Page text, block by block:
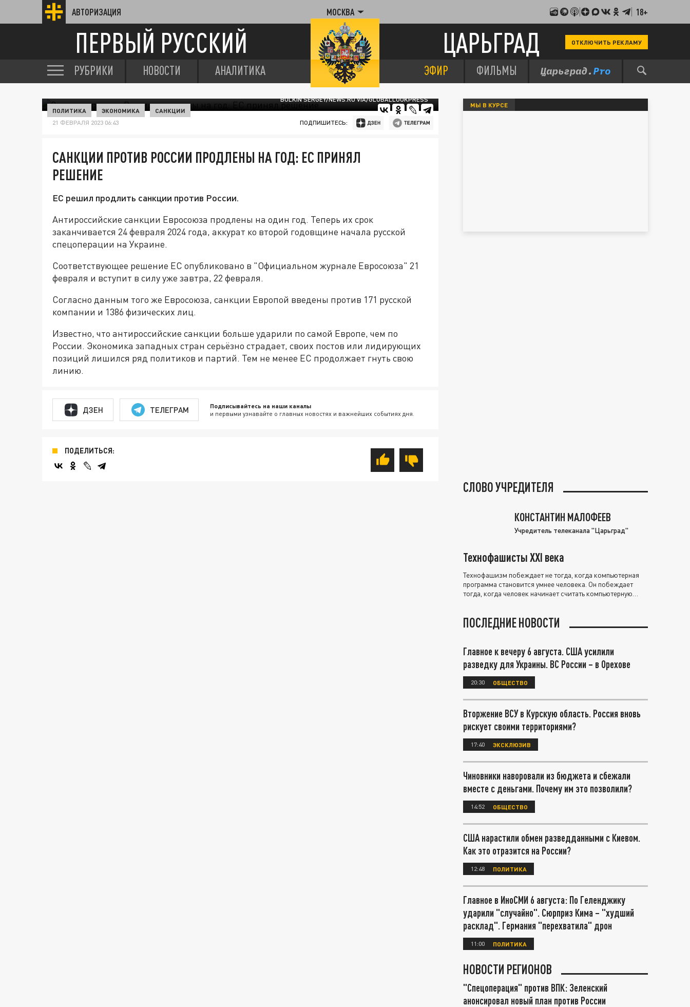
АВТОРИЗАЦИЯ МОСКВА 18+
ПЕРВЫЙ РУССКИЙ ЦАРЬГРАД ОТКЛЮЧИТЬ РЕКЛАМУ
РУБРИКИ НОВОСТИ АНАЛИТИКА ЭФИР ФИЛЬМЫ
BULKIN SERGEY/NEWS.RU VIA/GLOBALLOOKPRESS
ПОЛИТИКА ЭКОНОМИКА САНКЦИИ
21 ФЕВРАЛЯ 2023 06:43 ПОДПИШИТЕСЬ:
САНКЦИИ ПРОТИВ РОССИИ ПРОДЛЕНЫ НА ГОД: ЕС ПРИНЯЛ
РЕШЕНИЕ
ЕС решил продлить санкции против России.
Антироссийские санкции Евросоюза продлены на один год. Теперь их срок
заканчивается 24 февраля 2024 года, аккурат ко второй годовщине начала русской
спецоперации на Украине.
Соответствующее решение ЕС опубликовано в "Официальном журнале Евросоюза" 21
февраля и вступит в силу уже завтра, 22 февраля.
Согласно данным того же Евросоюза, санкции Европой введены против 171 русской
компании и 1386 физических лиц.
Известно, что антироссийские санкции больше ударили по самой Европе, чем по
России. Экономика западных стран серьёзно страдает, своих постов или лидирующих
позиций лишился ряд политиков и партий. Тем не менее ЕС продолжает гнуть свою
линию.
ДЗЕН ТЕЛЕГРАМ Подписывайтесь на наши каналы
и первыми узнавайте о главных новостях и важнейших событиях дня.
ПОДЕЛИТЬСЯ:
МЫ В КУРСЕ
СЛОВО УЧРЕДИТЕЛЯ
КОНСТАНТИН МАЛОФЕЕВ
Учредитель телеканала "Царьград"
Технофашисты XXI века
Технофашизм побеждает не тогда, когда компьютерная
программа становится умнее человека. Он побеждает
тогда, когда человек начинает считать компьютерную
ПОСЛЕДНИЕ НОВОСТИ
Главное к вечеру 6 августа. США усилили
разведку для Украины. ВС России – в Орехове
20:30 ОБЩЕСТВО
Вторжение ВСУ в Курскую область. Россия вновь
рискует своими территориями?
17:40 ЭКСКЛЮЗИВ
Чиновники наворовали из бюджета и сбежали
вместе с деньгами. Почему им это позволили?
14:52 ОБЩЕСТВО
США нарастили обмен разведданными с Киевом.
Как это отразится на России?
12:48 ПОЛИТИКА
Главное в ИноСМИ 6 августа: По Геленджику
ударили "случайно". Сюрприз Кима – "худший
расклад". Германия "перехватила" дрон
11:00 ПОЛИТИКА
НОВОСТИ РЕГИОНОВ
"Спецоперация" против ВПК: Зеленский
анонсировал новый план против России